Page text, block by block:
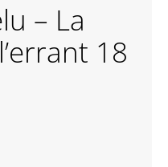
– La
18